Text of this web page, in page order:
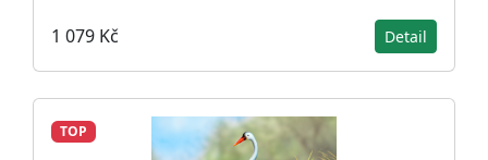
1 079 Kč Detail
TOP